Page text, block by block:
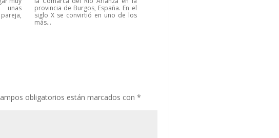
unas
provincia de Burgos, España. En el
siglo X se convirtió en uno de los
más...
obligatorios están marcados con*